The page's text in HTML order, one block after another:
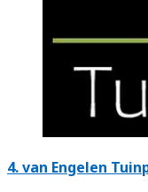
4.van Engelen